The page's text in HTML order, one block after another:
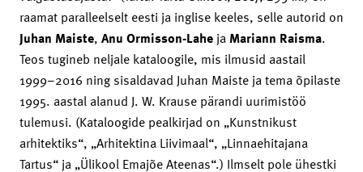
raamat paralleelselt eesti ja inglise keeles, selle autorid on
Juhan Maiste, Anu Ormisson-Lahe ja Mariann Raisma.
Teos tugineb neljale kataloogile, mis ilmusid aastail
1999–2016 ning sisaldavad Juhan Maiste ja tema õpilaste
1995. aastal alanud J. W. Krause pärandi uurimistöö
tulemusi. (Kataloogide pealkirjad on „Kunstnikust
arhitektiks“, „Arhitektina Liivimaal“, „Linnaehitajana
Tartus“ ja „Ülikool Emajõe Ateenas“.) Ilmselt pole ühestki